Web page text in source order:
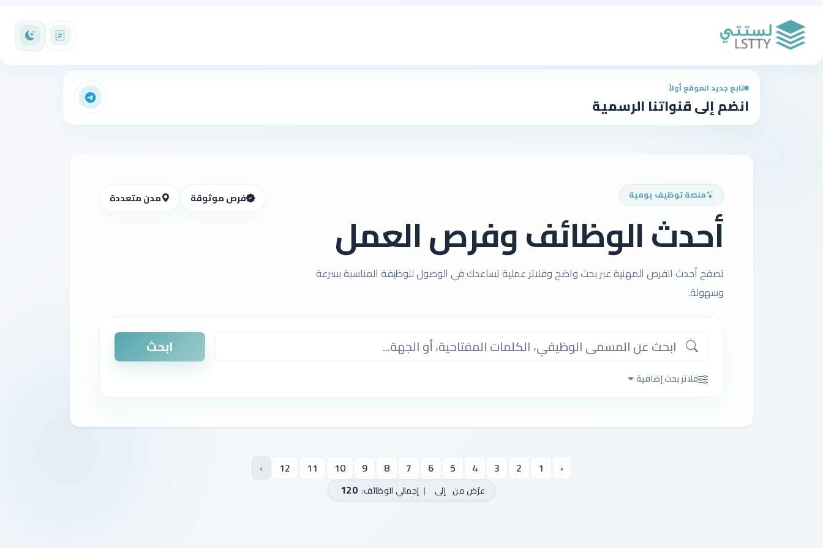
تابع جديد الموقع أولاً
انضم إلى قنواتنا الرسمية
منصة توظيف يومية
أحدث الوظائف وفرص العمل
تصفح أحدث الفرص المهنية عبر بحث واضح وفلاتر عملية تساعدك في الوصول للوظيفة المناسبة بسرعة
وسهولة.
فرص موثوقة مدن متعددة
ابحث
فلاتر بحث إضافية
‹
1
2
3
4
5
6
7
8
9
10
11
12
›
عرْض من إلى | إجمالي الوظائف: 120